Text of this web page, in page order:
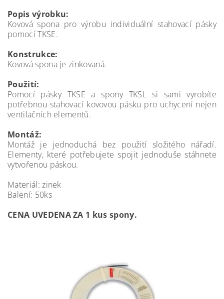
Popis výrobku:
Kovová spona pro výrobu individuální stahovací pásky
pomocí TKSE.
Konstrukce:
Kovová spona je zinkovaná.
Použití:
Pomocí pásky TKSE a spony TKSL si sami vyrobíte
potřebnou stahovací kovovou pásku pro uchycení nejen
ventilačních elementů.
Montáž:
Montáž je jednoduchá bez použití složitého nářadí.
Elementy, které potřebujete spojit jednoduše stáhnete
vytvořenou páskou.
Materiál: zinek
Balení: 50ks
CENA UVEDENA ZA 1 kus spony.